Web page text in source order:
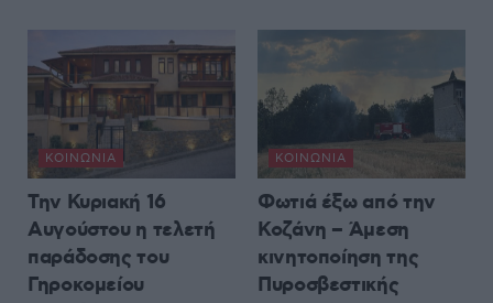
ΚΟΙΝΩΝΊΑ
Την Κυριακή 16
Αυγούστου η τελετή
παράδοσης του
Γηροκομείου
ΚΟΙΝΩΝΊΑ
Φωτιά έξω από την
Κοζάνη – Άμεση
κινητοποίηση της
Πυροσβεστικής